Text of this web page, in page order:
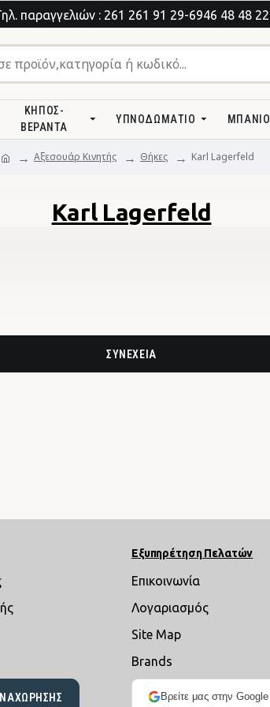
παραγγελιών : 261 261 91 29-6946 48 48 22
ΚΉΠΟΣ-
ΒΕΡΆΝΤΑ
ΥΠΝΟΔΩΜΆΤΙΟ ΜΠΆΝΙΟ
Αξεσουάρ Κινητής Θήκες Karl Lagerfeld
Karl Lagerfeld
ΣΥΝΈΧΕΙΑ
Εξυπηρέτηση Πελατών
Επικοινωνία
Λογαριασμός
Site Map
Brands
Βρείτε μας στην Google